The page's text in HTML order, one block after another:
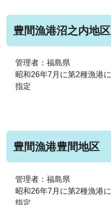
豊間漁港沼之内地区
管理者：福島県
昭和26年7月に第2種漁港に
指定
豊間漁港豊間地区
管理者：福島県
昭和26年7月に第2種漁港に
指定